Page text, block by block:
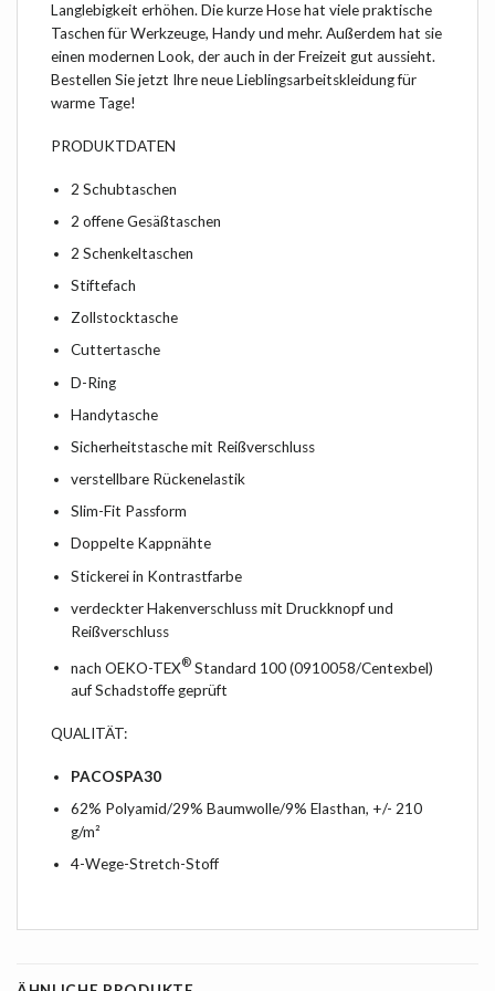
Langlebigkeit erhöhen. Die kurze Hose hat viele praktische
Taschen für Werkzeuge, Handy und mehr. Außerdem hat sie
einen modernen Look, der auch in der Freizeit gut aussieht.
Bestellen Sie jetzt Ihre neue Lieblingsarbeitskleidung für
warme Tage!
PRODUKTDATEN
2 Schubtaschen
2 offene Gesäßtaschen
2 Schenkeltaschen
Stiftefach
Zollstocktasche
Cuttertasche
D-Ring
Handytasche
Sicherheitstasche mit Reißverschluss
verstellbare Rückenelastik
Slim-Fit Passform
Doppelte Kappnähte
Stickerei in Kontrastfarbe
verdeckter Hakenverschluss mit Druckknopf und
Reißverschluss
nach OEKO-TEX®Standard 100 (0910058/Centexbel)
auf Schadstoffe geprüft
QUALITÄT:
PACOSPA30
62% Polyamid/29% Baumwolle/9% Elasthan, +/- 210
g/m²
4-Wege-Stretch-Stoff